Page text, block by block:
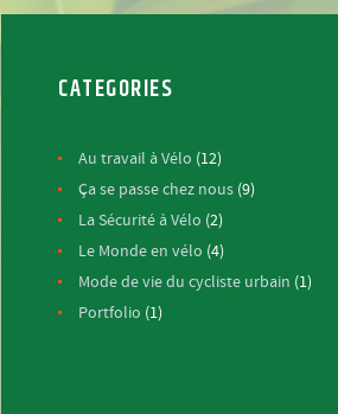
CATEGORIES
Au travail à Vélo (12)
Ça se passe chez nous (9)
La Sécurité à Vélo (2)
Le Monde en vélo (4)
Mode de vie du cycliste urbain (1)
Portfolio (1)